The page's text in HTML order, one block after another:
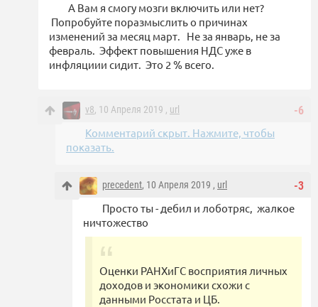
А Вам я смогу мозги включить или нет?
Попробуйте поразмыслить о причинах
изменений за месяц март. Не за январь, не за
февраль. Эффект повышения НДС уже в
инфляциии сидит. Это 2 % всего.
-6
v8, 10 Апреля 2019 , url
Комментарий скрыт. Нажмите, чтобы
показать.
-3
precedent, 10 Апреля 2019 , url
Просто ты - дебил и лоботряс, жалкое
ничтожество
Оценки РАНХиГС восприятия личных
доходов и экономики схожи с
данными Росстата и ЦБ.